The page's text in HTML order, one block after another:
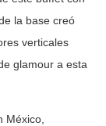
la base creó
verticales
glamour a esta
México,